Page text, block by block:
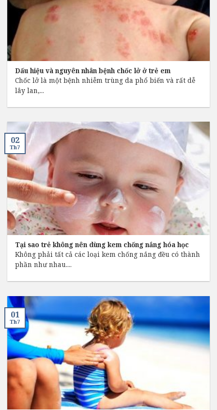
Dấu hiệu và nguyên nhân bệnh chốc lở ở trẻ em
Chốc lở là một bệnh nhiễm trùng da phổ biến và rất dễ
lây lan,...
Tại sao trẻ không nên dùng kem chống nắng hóa học
Không phải tất cả các loại kem chống nắng đều có thành
phần như nhau....
02
Th7
01
Th7